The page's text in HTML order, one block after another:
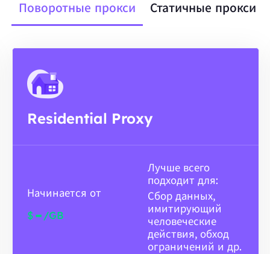
Поворотные прокси Статичные прокси
Residential Proxy
Начинается от
$- /GB
Лучше всего
подходит для:
Сбор данных,
имитирующий
человеческие
действия, обход
ограничений и др.